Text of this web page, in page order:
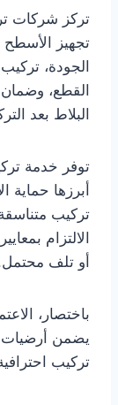
تركز شركات
تجهيز
الجودة،
القطع، وضمان
البلاط بعد
توفر خدمة
أبرزها حماية
تركيب
الالتزام
أو تلف
باختصار،
يضمن أرضيات
تركيب